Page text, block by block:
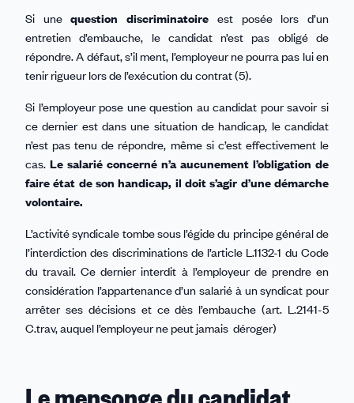
Si unequestion discriminatoire est posée lors d’un
entretien d’embauche, le candidat n’est pas obligé de
répondre. A défaut, s’il ment, l’employeur ne pourra pas lui en
tenir rigueur lors de l’exécution du contrat (5).
Si l’employeur pose une question au candidat pour savoir si
ce dernier est dans une situation de handicap, le candidat
n’est pas tenu de répondre, même si c’est effectivement le
cas. Le salarié concerné n’a aucunement l’obligation de
faire état de son handicap, il doit s’agir d’une démarche
volontaire.
L’activité syndicale tombe sous l’égide du principe général de
l’interdiction des discriminations de l’article L.1132-1 du Code
du travail. Ce dernier interdit à l’employeur de prendre en
considération l’appartenance d’un salarié à un syndicat pour
arrêter ses décisions et ce dès l’embauche (art. L.2141-5
C.trav, auquel l’employeur ne peut jamais déroger)